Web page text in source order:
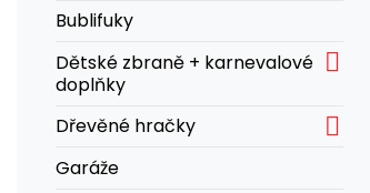
Bublifuky
Dětské zbraně + karnevalové
doplňky

Dřevěné hračky 
Garáže